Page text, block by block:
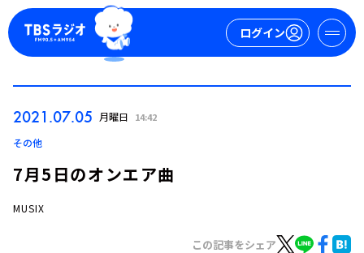
ログイン
2021.07.05 月曜日 14:42
その他
7月5日のオンエア曲
MUSIX
この記事をシェア